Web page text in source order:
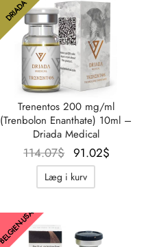
DRIADA
Trenentos 200 mg/ml
(Trenbolon Enanthate) 10ml –
Driada Medical
114.07$ Oprindelig
pris var:
114.07$.
91.02$
Læg i kurv
BELGIEN-USA